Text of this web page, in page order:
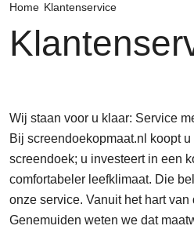
Home Klantenservice
Wij staan voor u klaar: Service
Bij screendoekopmaat.nl koopt
screendoek; u investeert in een
comfortabeler leefklimaat. Die
onze service. Vanuit het hart
Genemuiden weten we dat